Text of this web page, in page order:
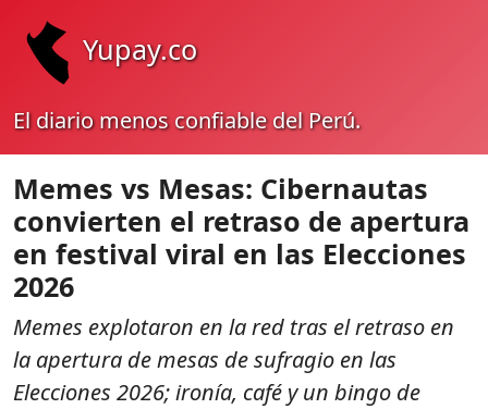
Yupay.co
El diario menos confiable del Perú.
Memes vs Mesas: Cibernautas
convierten el retraso de apertura
en festival viral en las Elecciones
2026
Memes explotaron en la red tras el retraso en
la apertura de mesas de sufragio en las
Elecciones 2026; ironía, café y un bingo de